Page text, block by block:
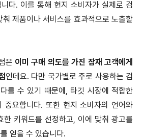
다. 이를 통해 현지 소비자가 실제로 검
제품이나 서비스를 효과적으로 노출할
은 이미 구매 의도를 가진 잠재 고객에게
인데요. 다만 국가별로 주로 사용하는 검
를 수 있기 때문에, 타깃 시장에 적합한
중요합니다. 또한 현지 소비자의 언어와
한 키워드를 선정하고, 이에 맞춰 광고를
얻을 수 있습니다.